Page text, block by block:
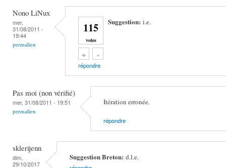
Nono LiNux
mer,
31/08/2011 -
19:44
permalien
115
votes
+
Vote up!-
Vote down!
Suggestion:i.e.
répondre
Pas moi (non vérifié)
mer, 31/08/2011 - 19:51
permalien
Itération erronée.
répondre
sklerijenn
dim,
29/10/2017
Suggestion Breton: d.l.e.